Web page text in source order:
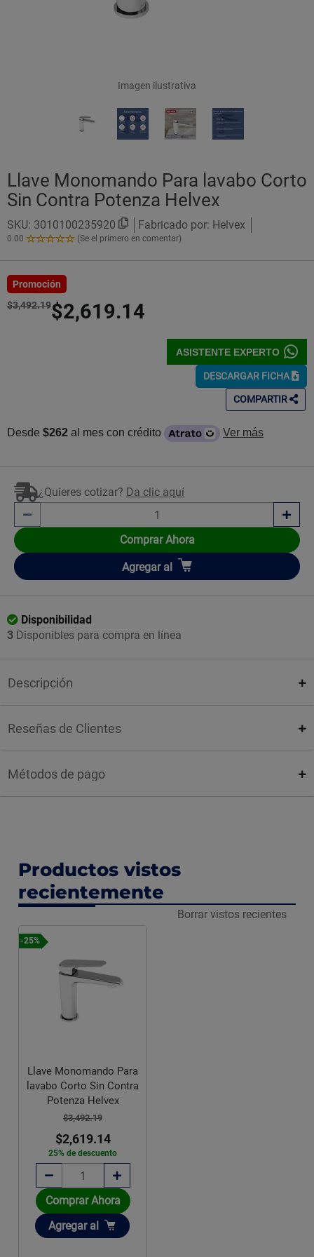
Imagen ilustrativa
Llave Monomando Para lavabo Corto
Sin Contra Potenza Helvex
SKU: 3010100235920 Fabricado por: Helvex
0.00
0.00
Estrellas!
(Se el primero en comentar)
Promoción
$3,492.19$2,619.14
ASISTENTE EXPERTO
DESCARGAR FICHA
COMPARTIR
Desde $262 al mes con crédito Ver más
¿Quieres cotizar? Da clic aquí
Comprar Ahora
Añadir
Agregar al
Disponibilidad
3 Disponibles para compra en línea
Descripción
Reseñas de Clientes
Métodos de pago
Productos vistos
recientemente
Borrar vistos recientes
-25%
Llave Monomando Para
lavabo Corto Sin Contra
Potenza Helvex
$3,492.19
$2,619.14
25% de descuento
Comprar Ahora
Añadir
Agregar al